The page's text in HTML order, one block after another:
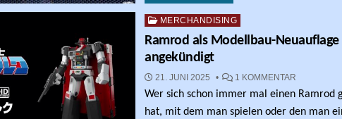
Posted in
MERCHANDISING
Ramrod als Modellbau-Neuauflage
angekündigt
21. JUNI 2025 1 KOMMENTAR ZU
Wer sich schon immer mal einen Ramrod
hat, mit dem man spielen oder den man